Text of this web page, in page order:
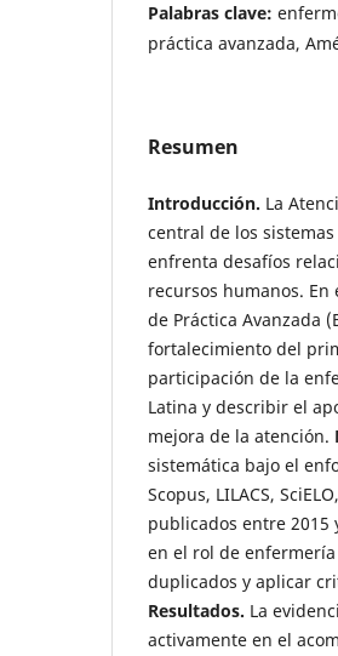
Palabras clave:
práctica avanzada,
Resumen
Introducción. La
central de los
enfrenta desafíos
recursos humanos.
de Práctica Avanzada
fortalecimiento del
participación de la
Latina y describir el
mejora de la atención.
sistemática bajo el
Scopus, LILACS,
publicados entre 2015
en el rol de
duplicados y aplicar
Resultados. La
activamente en el